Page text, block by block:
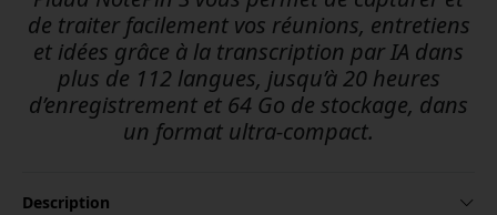
de traiter facilement vos réunions, entretiens
et idées grâce à la transcription par IA dans
plus de 112 langues, jusqu’à 20 heures
d’enregistrement et 64 Go de stockage, dans
un format ultra-compact.
Description